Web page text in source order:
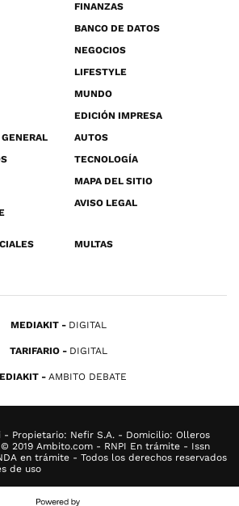
FINANZAS
BANCO DE DATOS
NEGOCIOS
LIFESTYLE
MUNDO
EDICIÓN IMPRESA
AUTOS
TECNOLOGÍA
MAPA DEL SITIO
AVISO LEGAL
MULTAS
MEDIAKIT DIGITAL
TARIFARIO DIGITAL
AMBITO DEBATE
- Propietario: Nefir S.A. - Domicilio: Olleros
© 2019 Ambito.com - RNPI En trámite - Issn
en trámite - Todos los derechos reservados
de uso